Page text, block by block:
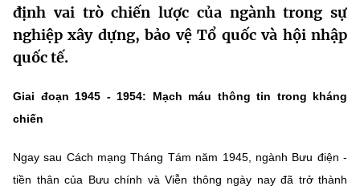
Tiêu chuẩn, đo lường, chất lượng
Đổi mới sáng tạo
Chuyển đổi số
Bưu chính, Viễn thông
Tiêu chuẩn, đo lường, chất lượng
THƯ ĐIỆN TỬ
Khác
Infographic
Ảnh
Voice
định vai trò chiến lược của ngành trong sự
nghiệp xây dựng, bảo vệ Tổ quốc và hội nhập
quốc tế.
Giai đoạn 1945 - 1954: Mạch máu thông tin trong kháng
chiến
Ngay sau Cách mạng Tháng Tám năm 1945, ngành Bưu điện -
tiền thân của Bưu chính và Viễn thông ngày nay đã trở thành